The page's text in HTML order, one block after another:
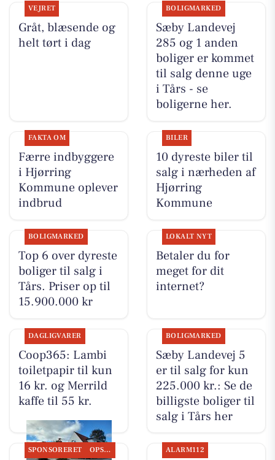
VEJRET
Gråt, blæsende og
helt tørt i dag
BOLIGMARKED
Sæby Landevej
285 og 1 anden
boliger er kommet
til salg denne uge
i Tårs - se
boligerne her.
FAKTA OM
Færre indbyggere
i Hjørring
Kommune oplever
indbrud
BILER
10 dyreste biler til
salg i nærheden af
Hjørring
Kommune
BOLIGMARKED
Top 6 over dyreste
boliger til salg i
Tårs. Priser op til
15.900.000 kr
LOKALT NYT
Betaler du for
meget for dit
internet?
DAGLIGVARER
Coop365: Lambi
toiletpapir til kun
16 kr. og Merrild
kaffe til 55 kr.
BOLIGMARKED
Sæby Landevej 5
er til salg for kun
225.000 kr.: Se de
billigste boliger til
salg i Tårs her
SPONSORERET OPSLAGSTAVLEN ALARM112